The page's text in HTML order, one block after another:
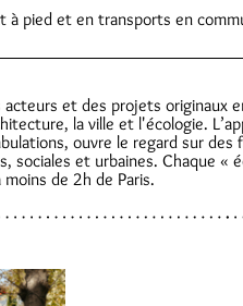
à pied et en transports en
et des projets originaux
la ville et l'écologie.
ouvre le regard sur
sociales et urbaines. Chaque «
de 2h de Paris.